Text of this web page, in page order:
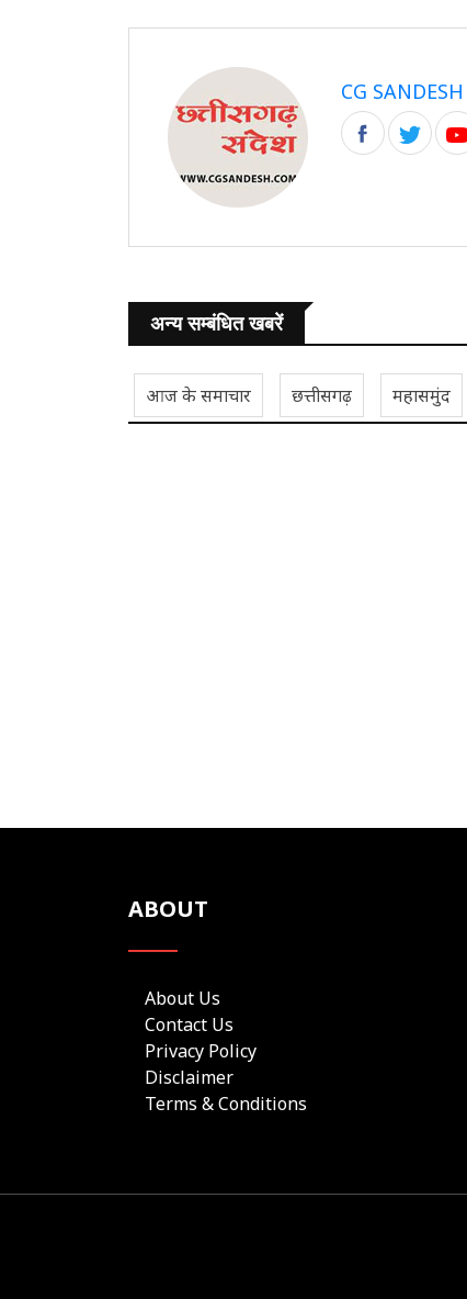
CG SANDESH
अन्य सम्बंधित खबरें
आज के समाचार छत्तीसगढ़ महासमुंद
ABOUT
About Us
Contact Us
Privacy Policy
Disclaimer
Terms & Conditions